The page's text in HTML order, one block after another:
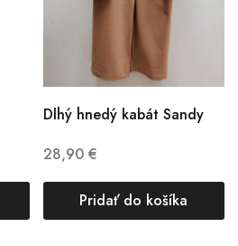
Dlhý hnedý kabát Sandy
28,90 €
Pridať do košíka